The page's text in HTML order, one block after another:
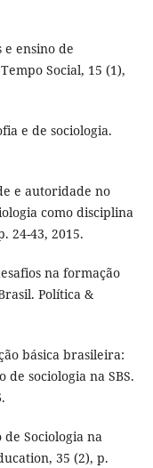
e ensino de
Social, 15 (1),
e de sociologia.
e autoridade no
como disciplina
24-43, 2015.
na formação
Política &
básica brasileira:
sociologia na SBS.
de Sociologia na
35 (2), p.